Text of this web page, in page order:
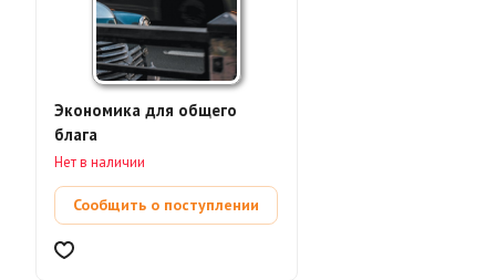
Экономика для общего
блага
Нет в наличии
Сообщить о поступлении